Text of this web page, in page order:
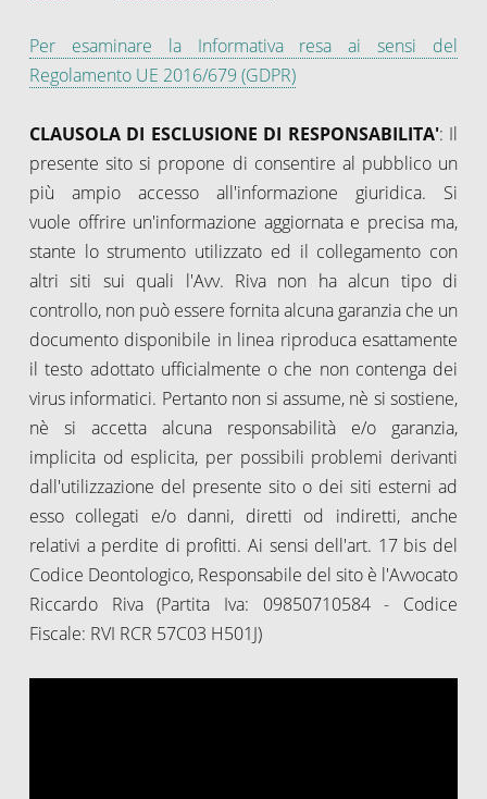
Per esaminare la Informativa resa ai sensi del
Regolamento UE 2016/679 (GDPR)
CLAUSOLA DI ESCLUSIONE DI RESPONSABILITA': Il
presente sito si propone di consentire al pubblico un
più ampio accesso all'informazione giuridica. Si
vuole offrire un'informazione aggiornata e precisa ma,
stante lo strumento utilizzato ed il collegamento con
altri siti sui quali l'Avv. Riva non ha alcun tipo di
controllo, non può essere fornita alcuna garanzia che un
documento disponibile in linea riproduca esattamente
il testo adottato ufficialmente o che non contenga dei
virus informatici. Pertanto non si assume, nè si sostiene,
nè si accetta alcuna responsabilità e/o garanzia,
implicita od esplicita, per possibili problemi derivanti
dall'utilizzazione del presente sito o dei siti esterni ad
esso collegati e/o danni, diretti od indiretti, anche
relativi a perdite di profitti. Ai sensi dell'art. 17 bis del
Codice Deontologico, Responsabile del sito è l'Avvocato
Riccardo Riva (Partita Iva: 09850710584 - Codice
Fiscale: RVI RCR 57C03 H501J)